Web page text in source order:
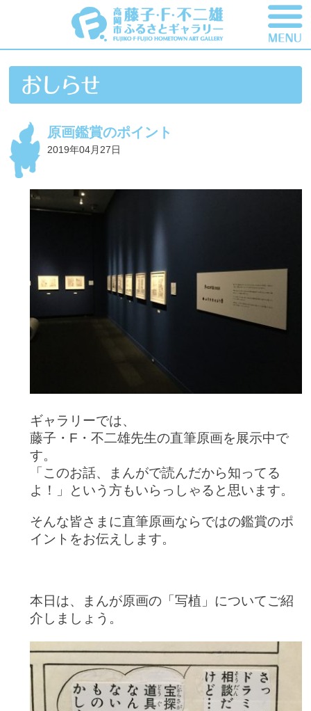
原画鑑賞のポイント
2019年04月27日
ギャラリーでは、
藤子・F・不二雄先生の直筆原画を展示中で
す。
「このお話、まんがで読んだから知ってる
よ！」という方もいらっしゃると思います。
そんな皆さまに直筆原画ならではの鑑賞のポ
イントをお伝えします。
本日は、まんが原画の「写植」についてご紹
介しましょう。